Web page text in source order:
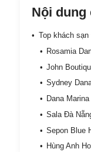
Nội dung
Top khách
Rosamia
John
Sydney
Dana Marina
Sala Đà
Sepon Blue
Hùng Anh